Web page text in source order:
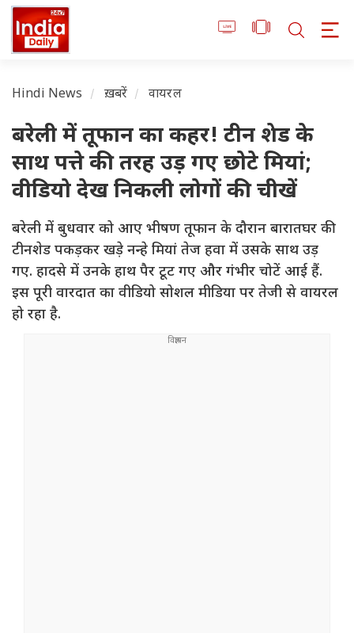
Hindi News ख़बरें वायरल
बरेली में तूफान का कहर! टीन शेड के
साथ पत्ते की तरह उड़ गए छोटे मियां;
वीडियो देख निकली लोगों की चीखें
बरेली में बुधवार को आए भीषण तूफान के दौरान बारातघर की
टीनशेड पकड़कर खड़े नन्हे मियां तेज हवा में उसके साथ उड़
गए. हादसे में उनके हाथ पैर टूट गए और गंभीर चोटें आई हैं.
इस पूरी वारदात का वीडियो सोशल मीडिया पर तेजी से वायरल
हो रहा है.